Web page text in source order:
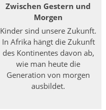
Zwischen Gestern und
Morgen
Kinder sind unsere Zukunft.
In Afrika hängt die Zukunft
des Kontinentes davon ab,
wie man heute die
Generation von morgen
ausbildet.